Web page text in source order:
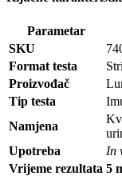
Parametar
SKU
Format testa
Proizvođač
Tip testa
Namjena
Upotreba
In
Vrijeme rezultata 5